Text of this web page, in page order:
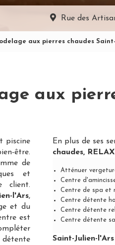
Rue des
aux pierres chaudes
aux
piscine
être.
de
et
client.
l'Ars,
et du
est
En plus de ses
chaudes,
Atténuer
Centre
Centre de spa et
Centre détente
Centre détente
Centre détente
Saint-Julien-l'Ars